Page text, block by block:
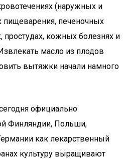
(наружных и
пищеварения, печеночных
простудах, кожных болезнях и
масло из плодов
вытяжки начали намного
официально
Финляндии, Польши,
как лекарственный
культуру выращивают